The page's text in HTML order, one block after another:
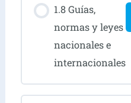
1.8 Guías,
normas y leyes
nacionales e
internacionales